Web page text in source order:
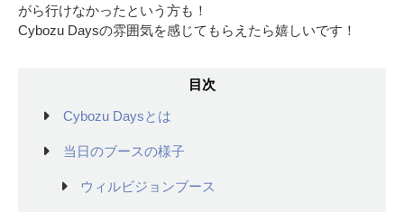
がら行けなかったという方も！
Cybozu Daysの雰囲気を感じてもらえたら嬉しいです！
目次
Cybozu Daysとは
当日のブースの様子
ウィルビジョンブース